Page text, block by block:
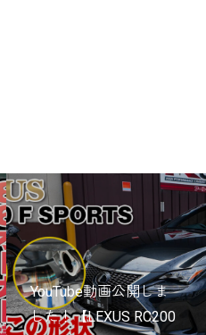
YouTube動画公開しま
した！【LEXUS RC200